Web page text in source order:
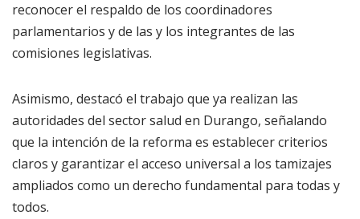
reconocer el respaldo de los coordinadores
parlamentarios y de las y los integrantes de las
comisiones legislativas.
Asimismo, destacó el trabajo que ya realizan las
autoridades del sector salud en Durango, señalando
que la intención de la reforma es establecer criterios
claros y garantizar el acceso universal a los tamizajes
ampliados como un derecho fundamental para todas y
todos.